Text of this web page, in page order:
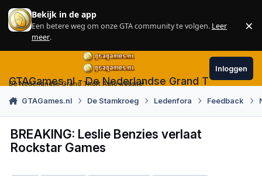
Skip to content
Bekijk in de app
Een betere weg om onze GTA community te volgen. Leer
meer.
×
GTAGames.nl - De Nederlandse Grand Theft Auto
De Nederlandse Grand Theft Auto website!
Inloggen
GTAGames.nl De Stamkroeg Ledenfora Feedback
BREAKING: Leslie Benzies verlaat
Rockstar Games